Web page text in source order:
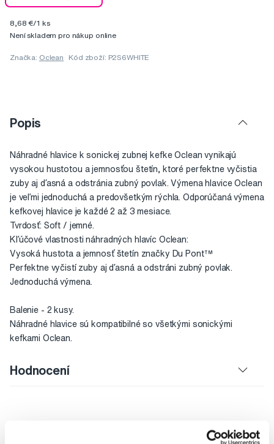
8,68 €/1 ks
Není skladem pro nákup online
Značka: Oclean Kód zboží: P2S6WHITE
Popis
Náhradné hlavice k sonickej zubnej kefke Oclean vynikajú
vysokou hustotou a jemnosťou štetín, ktoré perfektne vyčistia
zuby aj ďasná a odstránia zubný povlak. Výmena hlavice Oclean
je veľmi jednoduchá a predovšetkým rýchla. Odporúčaná výmena
kefkovej hlavice je každé 2 až 3 mesiace.
Tvrdosť: Soft / jemné.
Kľúčové vlastnosti náhradných hlavíc Oclean:
Vysoká hustota a jemnosť štetín značky Du Pont™
Perfektne vyčistí zuby aj ďasná a odstráni zubný povlak.
Jednoduchá výmena.
Balenie - 2 kusy.
Náhradné hlavice sú kompatibilné so všetkými sonickými
kefkami Oclean.
Hodnocení